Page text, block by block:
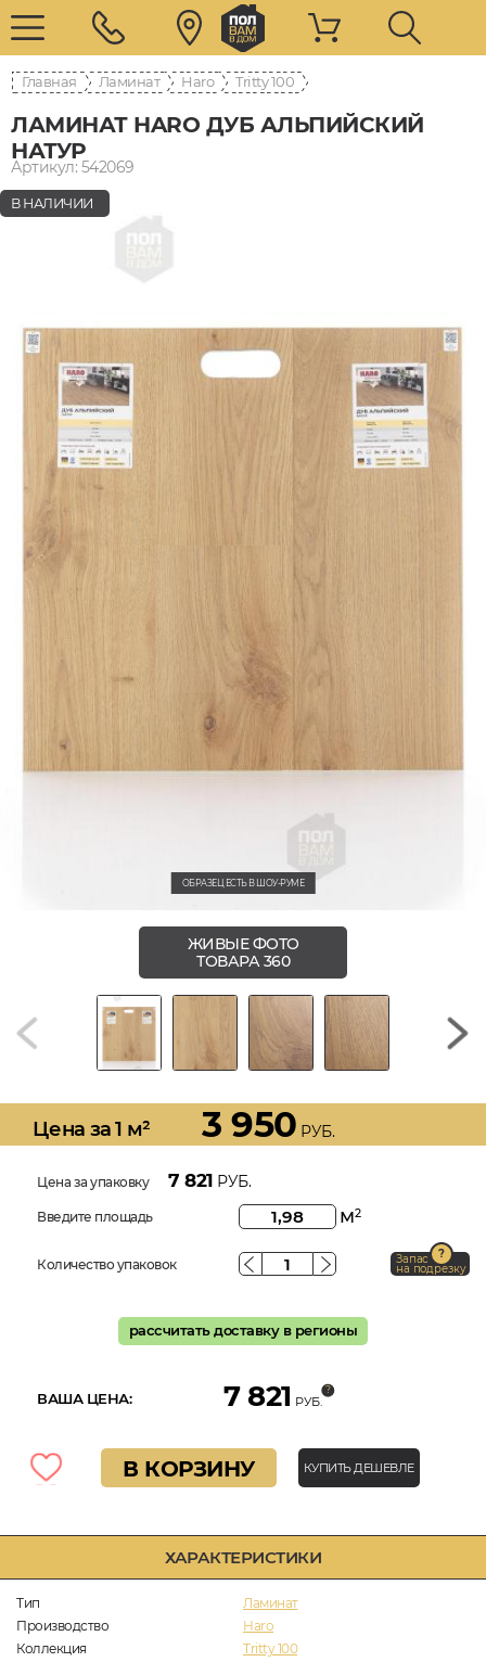
Главная Ламинат Haro Tritty 100
ЛАМИНАТ HARO ДУБ АЛЬПИЙСКИЙ
НАТУР
Артикул: 542069
ХАРАКТЕРИСТИКИ
Тип
Ламинат
Производство
Haro
Коллекция
Tritty 100
В НАЛИЧИИ
ОБРАЗЕЦ ЕСТЬ В ШОУ-РУМЕ
ЖИВЫЕ ФОТО
ТОВАРА 360
Цена за 1 м² 3 950 РУБ.
Цена за упаковку 7 821 РУБ.
Введите площадь м2
Количество упаковок Запас
на подрезку
рассчитать доставку в регионы
ВАША ЦЕНА: 7 821 РУБ.
В КОРЗИНУ КУПИТЬ ДЕШЕВЛЕ